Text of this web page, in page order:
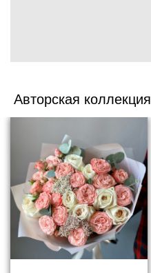
Авторская коллекция